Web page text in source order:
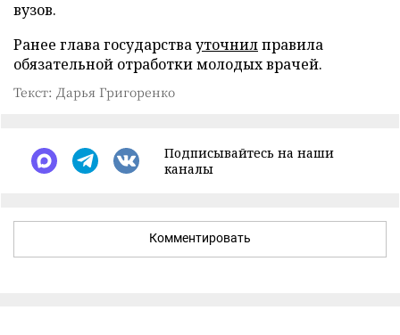
вузов.
Ранее глава государствауточнилправила
обязательной отработки молодых врачей.
Текст: Дарья Григоренко
Подписывайтесь на наши
каналы
Комментировать